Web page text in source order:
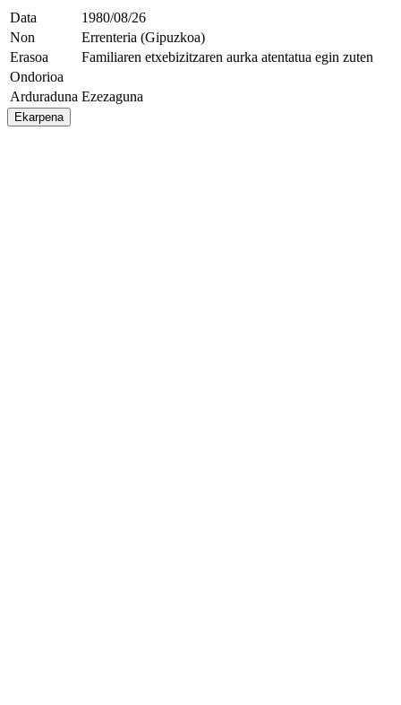
Data
1980/08/26
Non
Errenteria (Gipuzkoa)
Erasoa
Familiaren etxebizitzaren aurka atentatua egin zuten
Ondorioa
Arduraduna Ezezaguna